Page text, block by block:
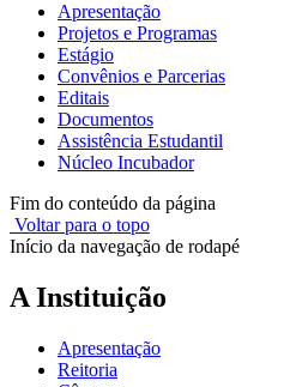
Apresentação
Projetos e Programas
Estágio
Convênios e Parcerias
Editais
Documentos
Assistência Estudantil
Núcleo Incubador
Fim do conteúdo da página
Voltar para o topo
Início da navegação de rodapé
A Instituição
Apresentação
Reitoria